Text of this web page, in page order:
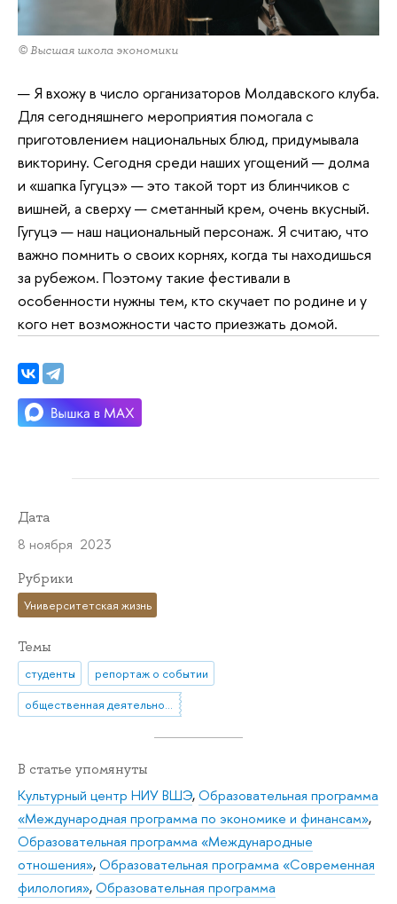
© Высшая школа экономики
— Я вхожу в число организаторов Молдавского клуба.
Для сегодняшнего мероприятия помогала с
приготовлением национальных блюд, придумывала
викторину. Сегодня среди наших угощений — долма
и «шапка Гугуцэ» — это такой торт из блинчиков с
вишней, а сверху — сметанный крем, очень вкусный.
Гугуцэ — наш национальный персонаж. Я считаю, что
важно помнить о своих корнях, когда ты находишься
за рубежом. Поэтому такие фестивали в
особенности нужны тем, кто скучает по родине и у
кого нет возможности часто приезжать домой.
Дата
8 ноября 2023
Рубрики
Университетская жизнь
Темы
студенты
репортаж о событии
общественная деятельность
В статье упомянуты
Культурный центр НИУ ВШЭ,Образовательная программа
«Международная программа по экономике и финансам»,
Образовательная программа «Международные
отношения»,Образовательная программа «Современная
филология»,Образовательная программа